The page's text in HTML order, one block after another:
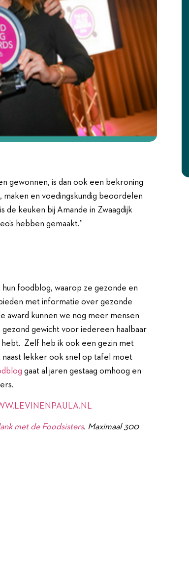
gewonnen, is dan ook een bekroning
en voedingskundig beoordelen
de keuken bij Amande in Zwaagdijk
hebben gemaakt.”
foodblog, waarop ze gezonde en
met informatie over gezonde
award kunnen we nog meer mensen
gewicht voor iedereen haalbaar
hebt. Zelf heb ik ook een gezin met
lekker ook snel op tafel moet
gaat al jaren gestaag omhoog en
met de Foodsisters. Maximaal 300